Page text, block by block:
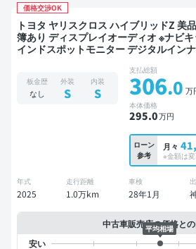
価格交渉OK
トヨタ ヤリスクロス ハイブリッドZ 美品 禁煙車 整備記録
簿あり ディスプレイオーディオ ※ナビ
インドスポットモニター デジタルイン
ー 全方位カメラ ドライブレコーダー 衝
板金歴
なし
外装
S
内装
S
支払総額
306.0 万
本体価格
295.0万円
ローン
参考
月々
※金額は変
年式
2025
走行距離
1.0万km
車検
28年1月
中古車販売店の価格と
平均相場